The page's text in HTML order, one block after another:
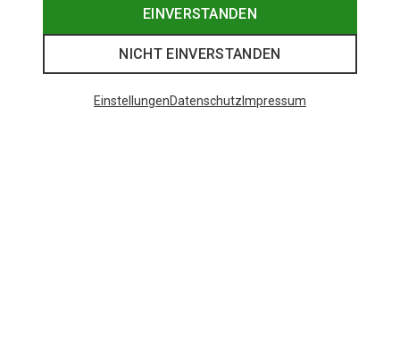
EINVERSTANDEN
NICHT EINVERSTANDEN
EinstellungenDatenschutz Impressum